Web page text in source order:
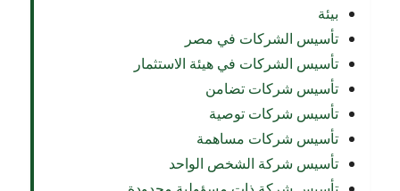
بيئة
تأسيس الشركات في مصر
تأسيس الشركات في هيئة الاستثمار
تأسيس شركات تضامن
تأسيس شركات توصية
تأسيس شركات مساهمة
تأسيس شركة الشخص الواحد